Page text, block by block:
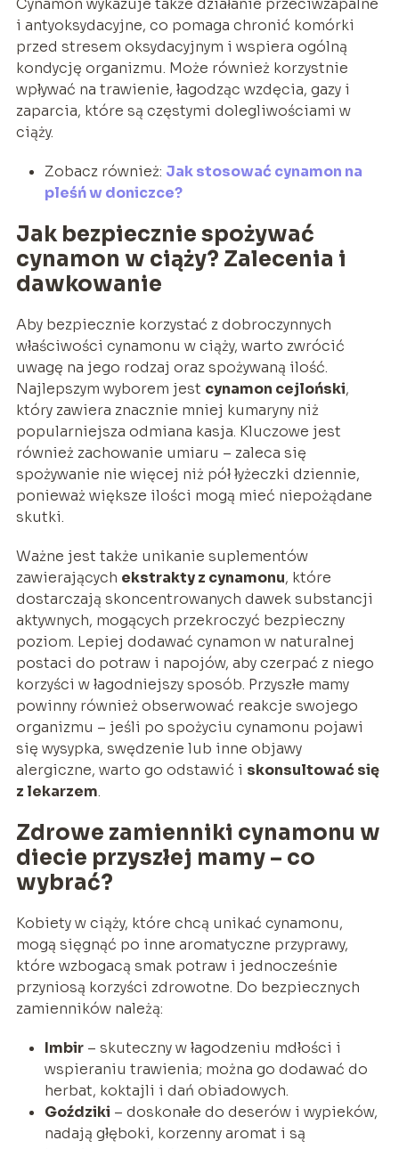
Cynamon wykazuje także działanie przeciwzapalne
i antyoksydacyjne, co pomaga chronić komórki
przed stresem oksydacyjnym i wspiera ogólną
kondycję organizmu. Może również korzystnie
wpływać na trawienie, łagodząc wzdęcia, gazy i
zaparcia, które są częstymi dolegliwościami w
ciąży.
Zobacz również: Jak stosować cynamon na
pleśń w doniczce?
Jak bezpiecznie spożywać
cynamon w ciąży? Zalecenia i
dawkowanie
Aby bezpiecznie korzystać z dobroczynnych
właściwości cynamonu w ciąży, warto zwrócić
uwagę na jego rodzaj oraz spożywaną ilość.
Najlepszym wyborem jest cynamon cejloński,
który zawiera znacznie mniej kumaryny niż
popularniejsza odmiana kasja. Kluczowe jest
również zachowanie umiaru – zaleca się
spożywanie nie więcej niż pół łyżeczki dziennie,
ponieważ większe ilości mogą mieć niepożądane
skutki.
Ważne jest także unikanie suplementów
zawierających ekstrakty z cynamonu, które
dostarczają skoncentrowanych dawek substancji
aktywnych, mogących przekroczyć bezpieczny
poziom. Lepiej dodawać cynamon w naturalnej
postaci do potraw i napojów, aby czerpać z niego
korzyści w łagodniejszy sposób. Przyszłe mamy
powinny również obserwować reakcje swojego
organizmu – jeśli po spożyciu cynamonu pojawi
się wysypka, swędzenie lub inne objawy
alergiczne, warto go odstawić i skonsultować się
z lekarzem.
Zdrowe zamienniki cynamonu w
diecie przyszłej mamy – co
wybrać?
Kobiety w ciąży, które chcą unikać cynamonu,
mogą sięgnąć po inne aromatyczne przyprawy,
które wzbogacą smak potraw i jednocześnie
przyniosą korzyści zdrowotne. Do bezpiecznych
zamienników należą:
Imbir– skuteczny w łagodzeniu mdłości i
wspieraniu trawienia; można go dodawać do
herbat, koktajli i dań obiadowych.
Goździki – doskonałe do deserów i wypieków,
nadają głęboki, korzenny aromat i są